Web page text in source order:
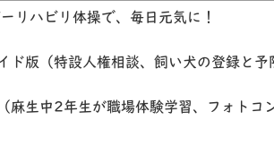
リハビリ体操で、毎日元気に！
ド版（特設人権相談、飼い犬の登録と予
麻生中2年生が職場体験学習、フォトコ